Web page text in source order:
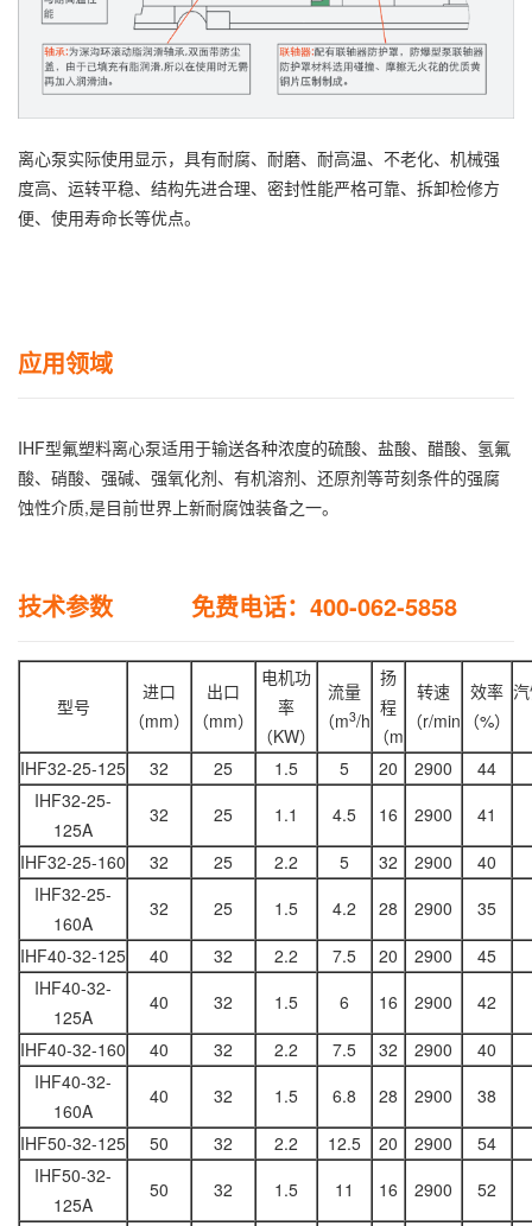
离心泵实际使用显示，具有耐腐、耐磨、耐高温、不老化、机械强
度高、运转平稳、结构先进合理、密封性能严格可靠、拆卸检修方
便、使用寿命长等优点。
应用领域
IHF型氟塑料离心泵适用于输送各种浓度的硫酸、盐酸、醋酸、氢氟
酸、硝酸、强碱、强氧化剂、有机溶剂、还原剂等苛刻条件的强腐
蚀性介质,是目前世界上新耐腐蚀装备之一。
技术参数 免费电话：400-062-5858
型号
进口
（mm）
出口
（mm）
电机功
率
（KW）
流量
（m3/h
扬
程
（m
转速
（r/min
效率
（%）
IHF32-25-125
32 25 1.5 5 20 2900
44
IHF32-25-
125A
32 25 1.1 4.5 16 2900
41
IHF32-25-160
32 25 2.2 5 32 2900
40
IHF32-25-
160A
32 25 1.5 4.2 28 2900
35
IHF40-32-125
40 32 2.2 7.5 20 2900
45
IHF40-32-
125A
40 32 1.5 6 16 2900
42
IHF40-32-160
40 32 2.2 7.5 32 2900
40
IHF40-32-
160A
40 32 1.5 6.8 28 2900
38
IHF50-32-125
50 32 2.2 12.5 20 2900
54
IHF50-32-
125A
50 32 1.5 11 16 2900
52